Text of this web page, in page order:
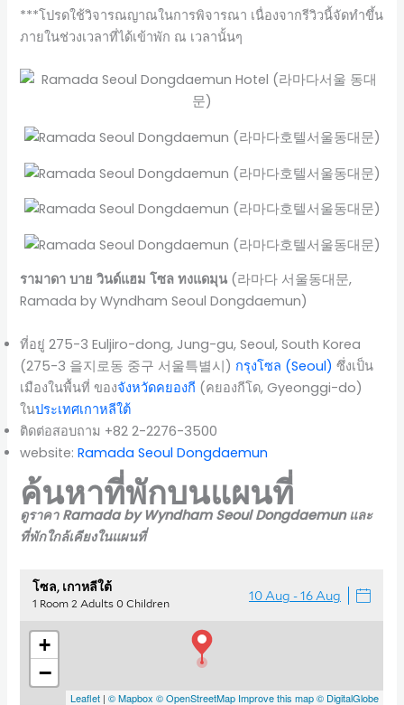
***โปรดใช้วิจารณญาณในการพิจารณา เนื่องจากรีวิวนี้จัดทำขึ้น
ภายในช่วงเวลาที่ได้เข้าพัก ณ เวลานั้นๆ
รามาดา บาย วินด์แฮม โซล ทงแดมุน (라마다 서울동대문,
Ramada by Wyndham Seoul Dongdaemun)
ที่อยู่ 275-3 Euljiro-dong, Jung-gu, Seoul, South Korea
(275-3 을지로동 중구 서울특별시) กรุงโซล (Seoul) ซึ่งเป็น
เมืองในพื้นที่ ของจังหวัดคยองกี (คยองกีโด, Gyeonggi-do)
ในประเทศเกาหลีใต้
ติดต่อสอบถาม +82 2-2276-3500
website:Ramada Seoul Dongdaemun
ค้นหาที่พักบนแผนที่
ดูราคา Ramada by Wyndham Seoul Dongdaemun และ
ที่พักใกล้เคียงในแผนที่